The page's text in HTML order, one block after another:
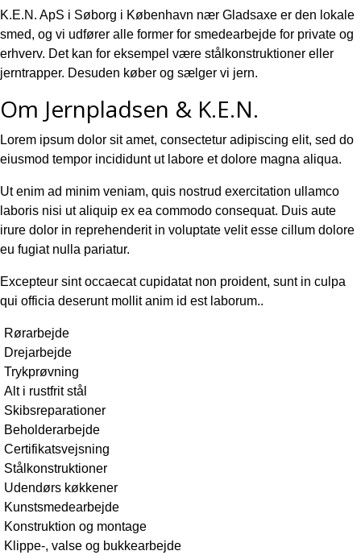
K.E.N. ApS i Søborg i København nær Gladsaxe er den lokale
smed, og vi udfører alle former for smedearbejde for private og
erhverv. Det kan for eksempel være stålkonstruktioner eller
jerntrapper. Desuden køber og sælger vi jern.
Om Jernpladsen & K.E.N.
Lorem ipsum dolor sit amet, consectetur adipiscing elit, sed do
eiusmod tempor incididunt ut labore et dolore magna aliqua.
Ut enim ad minim veniam, quis nostrud exercitation ullamco
laboris nisi ut aliquip ex ea commodo consequat. Duis aute
irure dolor in reprehenderit in voluptate velit esse cillum dolore
eu fugiat nulla pariatur.
Excepteur sint occaecat cupidatat non proident, sunt in culpa
qui officia deserunt mollit anim id est laborum..
Rørarbejde
Drejarbejde
Trykprøvning
Alt i rustfrit stål
Skibsreparationer
Beholderarbejde
Certifikatsvejsning
Stålkonstruktioner
Udendørs køkkener
Kunstsmedearbejde
Konstruktion og montage
Klippe-, valse og bukkearbejde